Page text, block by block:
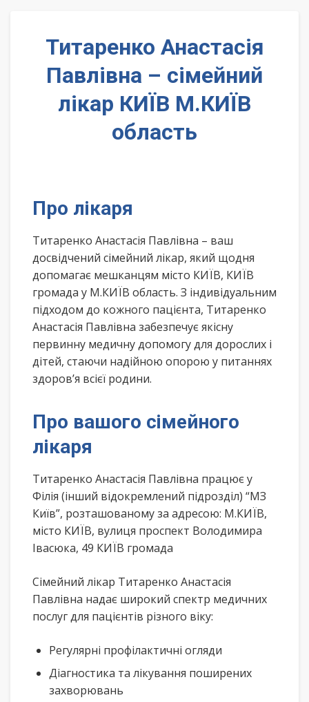
Титаренко Анастасія
Павлівна – сімейний
лікар КИЇВ М.КИЇВ
область
Про лікаря
Титаренко Анастасія Павлівна – ваш
досвідчений сімейний лікар, який щодня
допомагає мешканцям місто КИЇВ, КИЇВ
громада у М.КИЇВ область. З індивідуальним
підходом до кожного пацієнта, Титаренко
Анастасія Павлівна забезпечує якісну
первинну медичну допомогу для дорослих і
дітей, стаючи надійною опорою у питаннях
здоров’я всієї родини.
Про вашого сімейного
лікаря
Титаренко Анастасія Павлівна працює у
Філія (інший відокремлений підрозділ) “МЗ
Київ”, розташованому за адресою: М.КИЇВ,
місто КИЇВ, вулиця проспект Володимира
Івасюка, 49 КИЇВ громада
Сімейний лікар Титаренко Анастасія
Павлівна надає широкий спектр медичних
послуг для пацієнтів різного віку:
Регулярні профілактичні огляди
Діагностика та лікування поширених
захворювань